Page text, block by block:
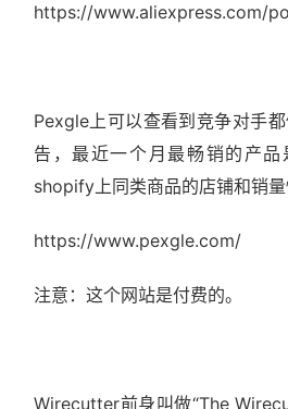
https://www.aliexpress.com/
Pexgle上可以查看到竞争对手
告，最近一个月最畅销的产品
shopify上同类商品的店铺和销量
https://www.pexgle.com/
注意：这个网站是付费的。
Wirecutter前身叫做“The